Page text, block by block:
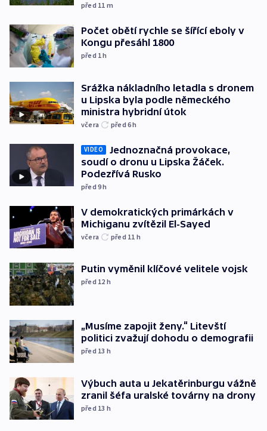
před 11 m
Počet obětí rychle se šířící eboly v
Kongu přesáhl 1800
před 1h
Srážka nákladního letadla s dronem
u Lipska byla podle německého
ministra hybridní útok
včera před 6h
VIDEO
Jednoznačná provokace,
soudí o dronu u Lipska Žáček.
Podezřívá Rusko
před 9h
V demokratických primárkách v
Michiganu zvítězil El-Sayed
včera před 11 h
Putin vyměnil klíčové velitele vojsk
před 12 h
„Musíme zapojit ženy.“ Litevští
politici zvažují dohodu o demografii
před 13 h
Výbuch auta u Jekatěrinburgu vážně
zranil šéfa uralské továrny na drony
před 13 h